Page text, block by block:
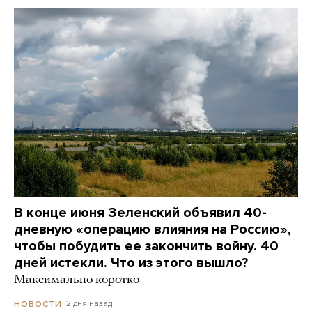
В конце июня Зеленский объявил 40-
дневную «операцию влияния на Россию»,
чтобы побудить ее закончить войну. 40
дней истекли. Что из этого вышло?
Максимально коротко
НОВОСТИ 2 дня назад